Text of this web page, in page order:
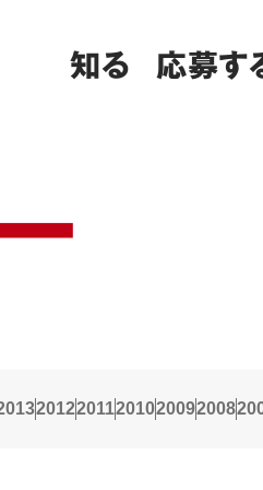
知る 応募す
20122011201020092008